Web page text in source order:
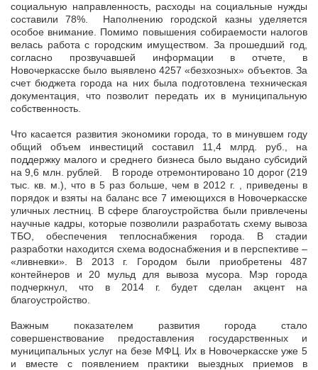
социальную направленность, расходы на социальные нужды
составили 78%. Наполнению городской казны уделяется
особое внимание. Помимо повышения собираемости налогов
велась работа с городским имуществом. За прошедший год,
согласно прозвучавшей информации в отчете, в
Новочеркасске было выявлено 4257 «безхозных» объектов. За
счет бюджета города на них была подготовлена техническая
документация, что позволит передать их в муниципальную
собственность.
Что касается развития экономики города, то в минувшем году
общий объем инвестиций составил 11,4 млрд. руб., на
поддержку малого и среднего бизнеса было выдано субсидий
на 9,6 млн. рублей. В городе отремонтировано 10 дорог (219
тыс. кв. м.), что в 5 раз больше, чем в 2012 г. , приведены в
порядок и взяты на баланс все 7 имеющихся в Новочеркасске
уличных лестниц. В сфере благоустройства были привлечены
научные кадры, которые позволили разработать схему вывоза
ТБО, обеспечения теплоснабжения города. В стадии
разработки находится схема водоснабжения и в перспективе –
«ливневки». В 2013 г. Городом были приобретены 487
контейнеров и 20 мульд для вывоза мусора. Мэр города
подчеркнул, что в 2014 г. будет сделан акцент на
благоустройство.
Важным показателем развития города стало
совершенствование предоставления государственных и
муниципальных услуг на безе МФЦ. Их в Новочеркасске уже 5
и вместе с появлением практики выездных приемов в